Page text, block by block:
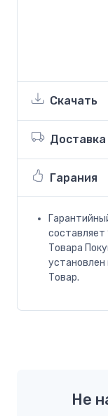
Скачать
Доставка
Гарания
составляет
Товара
установлен
Товар.
Не